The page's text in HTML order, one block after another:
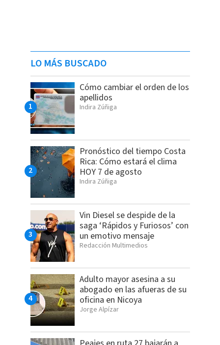
LO MÁS BUSCADO
Cómo cambiar el orden de los
apellidos
Indira Zúñiga
Pronóstico del tiempo Costa
Rica: Cómo estará el clima
HOY 7 de agosto
Indira Zúñiga
Vin Diesel se despide de la
saga ‘Rápidos y Furiosos’ con
un emotivo mensaje
Redacción Multimedios
Adulto mayor asesina a su
abogado en las afueras de su
oficina en Nicoya
Jorge Alpízar